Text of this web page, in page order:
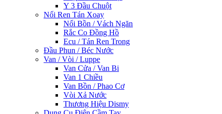
Y 3 Đầu Chuột
Nối Ren Tán Xoay
Nối Bồn / Vách Ngăn
Rắc Co Đồng Hồ
Ecu / Tán Ren Trong
Đầu Phun / Béc Nước
Van / Vòi / Luppe
Van Cửa / Van Bi
Van 1 Chiều
Van Bồn / Phao Cơ
Vòi Xả Nước
Thương Hiệu Dismy